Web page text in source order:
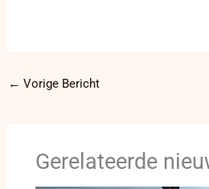
← Vorige Bericht
Gerelateerde